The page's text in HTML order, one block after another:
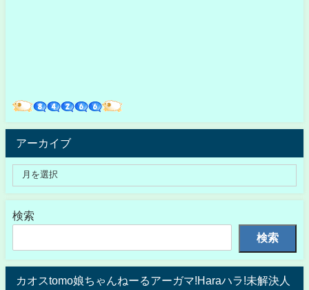
アーカイブ
検索
検索
カオスtomo娘ちゃんねーるアーガマ!Haraハラ!未解決人